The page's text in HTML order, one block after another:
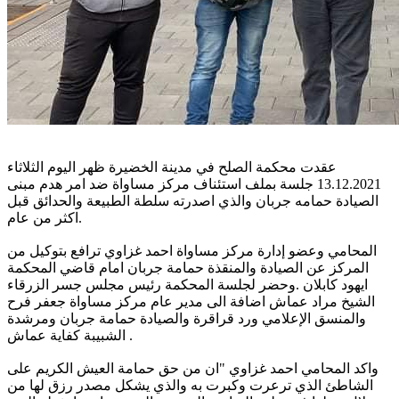
عقدت محكمة الصلح في مدينة الخضيرة ظهر اليوم الثلاثاء
13.12.2021 جلسة بملف استئناف مركز مساواة ضد امر هدم مبنى
الصيادة حمامه جربان والذي اصدرته سلطة الطبيعة والحدائق قبل
اكثر من عام.
المحامي وعضو إدارة مركز مساواة احمد غزاوي ترافع بتوكيل من
المركز عن الصيادة والمنقذة حمامة جربان امام قاضي المحكمة
ايهود كابلان .وحضر لجلسة المحكمة رئيس مجلس جسر الزرقاء
الشيخ مراد عماش اضافة الى مدير عام مركز مساواة جعفر فرح
والمنسق الإعلامي ورد قراقرة والصيادة حمامة جربان ومرشدة
الشبيبة كفاية عماش .
واكد المحامي احمد غزاوي "ان من حق حمامة العيش الكريم على
الشاطئ الذي ترعرت وكبرت به والذي يشكل مصدر رزق لها من